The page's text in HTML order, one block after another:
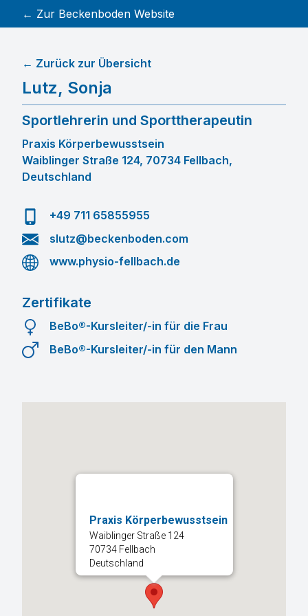
← Zur Beckenboden Website
Lutz, Sonja
← Zurück zur Übersicht
Sportlehrerin und Sporttherapeutin
Praxis Körperbewusstsein
Waiblinger Straße 124, 70734 Fellbach,
Deutschland
+49 711 65855955
slutz@beckenboden.com
www.physio-fellbach.de
Zertifikate
BeBo®-Kursleiter/-in für die Frau
BeBo®-Kursleiter/-in für den Mann
Praxis Körperbewusstsein
Waiblinger Straße 124
70734 Fellbach
Deutschland